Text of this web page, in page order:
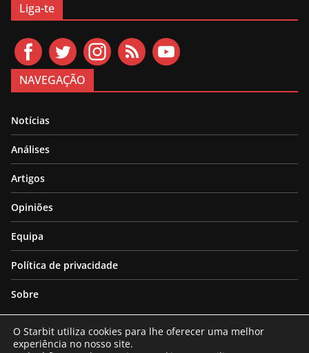
Liga-te
NAVEGAÇÃO
Notícias
Análises
Artigos
Opiniões
Equipa
Política de privacidade
Sobre
O Starbit utiliza cookies para lhe oferecer uma melhor
experiência no nosso site.